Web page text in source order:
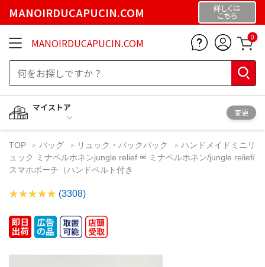
MANOIRDUCAPUCIN.COM 詳しくは
こちら
MANOIRDUCAPUCIN.COM 0
マイストア
変更
TOP バッグ リュック・バックパック
ハンドメイドミニリ
ュック ミナペルホネンjungle relief ⚮̈ ミナペルホネン/jungle relief/
スマホポーチ（ハンドベルト付き
(3308)